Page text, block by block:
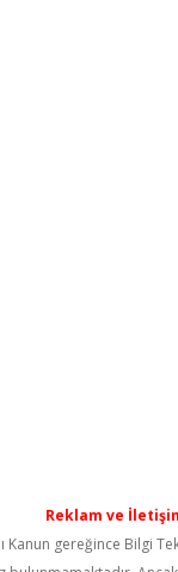
Reklam ve
Kanun gereğince Bilgi